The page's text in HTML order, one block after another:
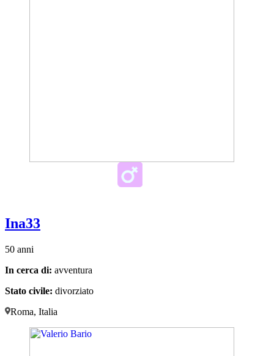
Ina33
50 anni
In cerca di: avventura
Stato civile: divorziato
Roma, Italia